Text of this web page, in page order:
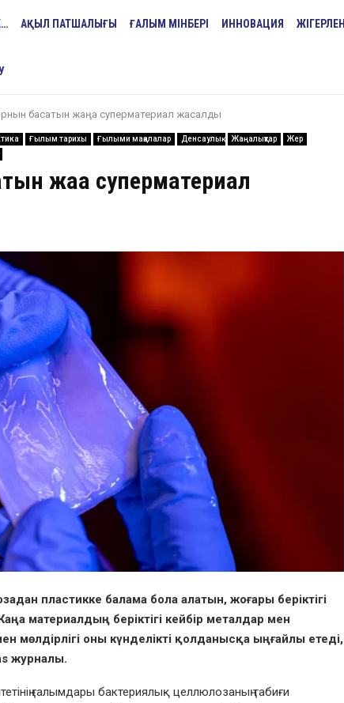
АҚЫЛ ПАТШАЛЫҒЫ ҒАЛЫМ МІНБЕРІ ИННОВАЦИЯ ЖІГЕРЛЕН
басатын жаңа суперматериал жасалды
Ғылым тарихы Ғылыми мақалалар Денсаулық Жаңалықтар
Жер
жаңа суперматериал
пластикке балама бола алатын, жоғары беріктігі
материалдың беріктігі кейбір металдар мен
мөлдірлігі оны күнделікті қолданысқа ыңғайлы етеді,
журналы.
ғалымдары бактериялық целлюлозаның табиғи